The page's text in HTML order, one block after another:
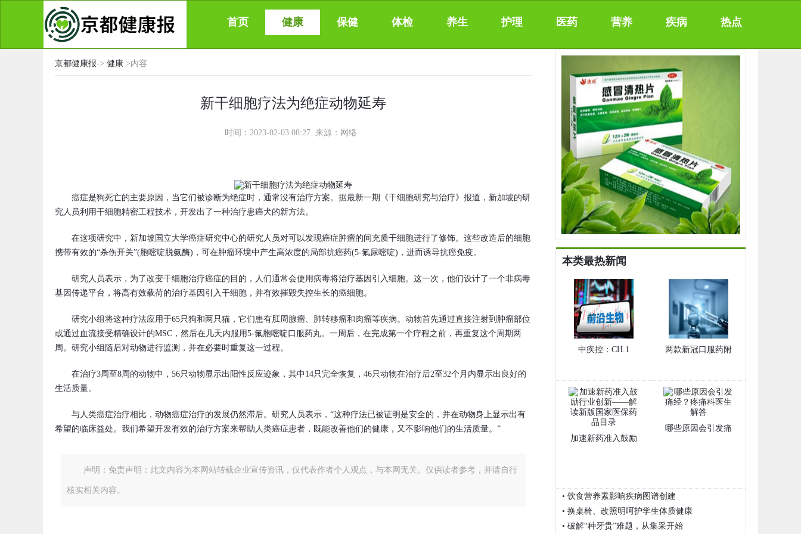
首页 健康 保健 体检 养生 护理 医药 营养 疾病 热点
京都健康报-> 健康 >内容
新干细胞疗法为绝症动物延寿
时间：2023-02-03 08:27 来源：网络
癌症是狗死亡的主要原因，当它们被诊断为绝症时，通常没有治疗方案。据最新一期《干细胞研究与治疗》报道，新加坡的研
究人员利用干细胞精密工程技术，开发出了一种治疗患癌犬的新方法。
在这项研究中，新加坡国立大学癌症研究中心的研究人员对可以发现癌症肿瘤的间充质干细胞进行了修饰。这些改造后的细胞
携带有效的“杀伤开关”(胞嘧啶脱氨酶)，可在肿瘤环境中产生高浓度的局部抗癌药(5-氟尿嘧啶)，进而诱导抗癌免疫。
研究人员表示，为了改变干细胞治疗癌症的目的，人们通常会使用病毒将治疗基因引入细胞。这一次，他们设计了一个非病毒
基因传递平台，将高有效载荷的治疗基因引入干细胞，并有效摧毁失控生长的癌细胞。
研究小组将这种疗法应用于65只狗和两只猫，它们患有肛周腺瘤、肺转移瘤和肉瘤等疾病。动物首先通过直接注射到肿瘤部位
或通过血流接受精确设计的MSC，然后在几天内服用5-氟胞嘧啶口服药丸。一周后，在完成第一个疗程之前，再重复这个周期两
周。研究小组随后对动物进行监测，并在必要时重复这一过程。
在治疗3周至8周的动物中，56只动物显示出阳性反应迹象，其中14只完全恢复，46只动物在治疗后2至32个月内显示出良好的
生活质量。
与人类癌症治疗相比，动物癌症治疗的发展仍然滞后。研究人员表示，“这种疗法已被证明是安全的，并在动物身上显示出有
希望的临床益处。我们希望开发有效的治疗方案来帮助人类癌症患者，既能改善他们的健康，又不影响他们的生活质量。”
声明：免责声明：此文内容为本网站转载企业宣传资讯，仅代表作者个人观点，与本网无关。仅供读者参考，并请自行
核实相关内容。
本类最热新闻
中疾控：CH.1 两款新冠口服药附
加速新药准入鼓励
哪些原因会引发痛
• 饮食营养素影响疾病图谱创建
• 换桌椅、改照明呵护学生体质健康
• 破解“种牙贵”难题，从集采开始